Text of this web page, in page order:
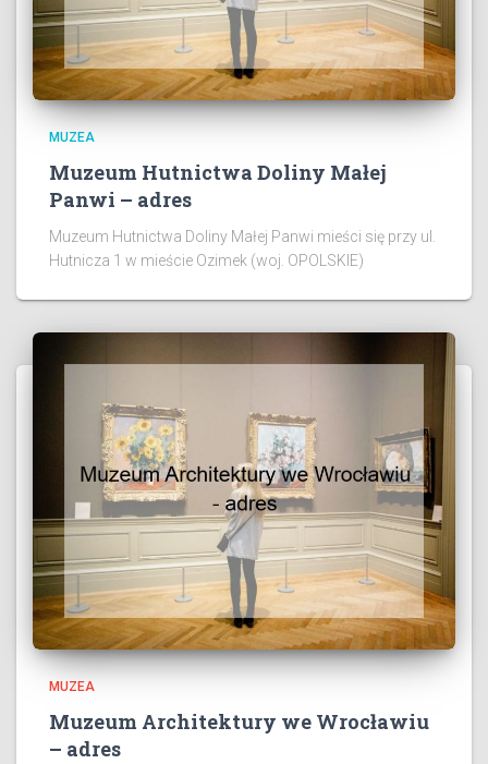
MUZEA
Muzeum Hutnictwa Doliny Małej
Panwi – adres
Muzeum Hutnictwa Doliny Małej Panwi mieści się przy ul.
Hutnicza 1 w mieście Ozimek (woj. OPOLSKIE)
MUZEA
Muzeum Architektury we Wrocławiu
– adres